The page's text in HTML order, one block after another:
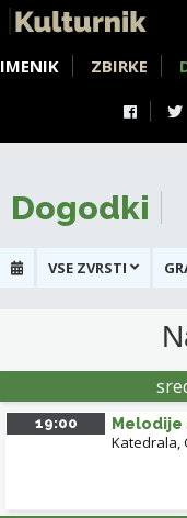
IMENIK ZBIRKE
Dogodki
VSE ZVRSTI
19:00 Melodije
Katedrala,